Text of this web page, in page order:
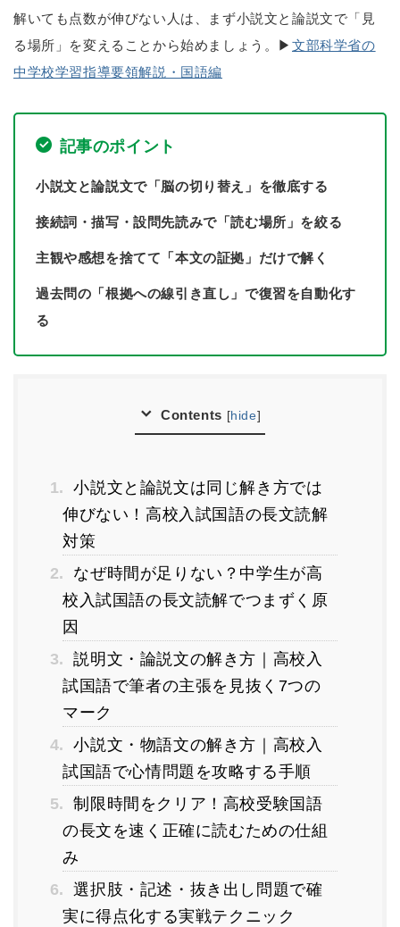
解いても点数が伸びない人は、まず小説文と論説文で「見
る場所」を変えることから始めましょう。▶ 文部科学省の
中学校学習指導要領解説・国語編
記事のポイント
小説文と論説文で「脳の切り替え」を徹底する
接続詞・描写・設問先読みで「読む場所」を絞る
主観や感想を捨てて「本文の証拠」だけで解く
過去問の「根拠への線引き直し」で復習を自動化す
る
Contents [hide]
1. 小説文と論説文は同じ解き方では
伸びない！高校入試国語の長文読解
対策
2.
なぜ時間が足りない？中学生が高
校入試国語の長文読解でつまずく原
因
3. 説明文・論説文の解き方｜高校入
試国語で筆者の主張を見抜く7つの
マーク
4. 小説文・物語文の解き方｜高校入
試国語で心情問題を攻略する手順
5. 制限時間をクリア！高校受験国語
の長文を速く正確に読むための仕組
み
6. 選択肢・記述・抜き出し問題で確
実に得点化する実戦テクニック